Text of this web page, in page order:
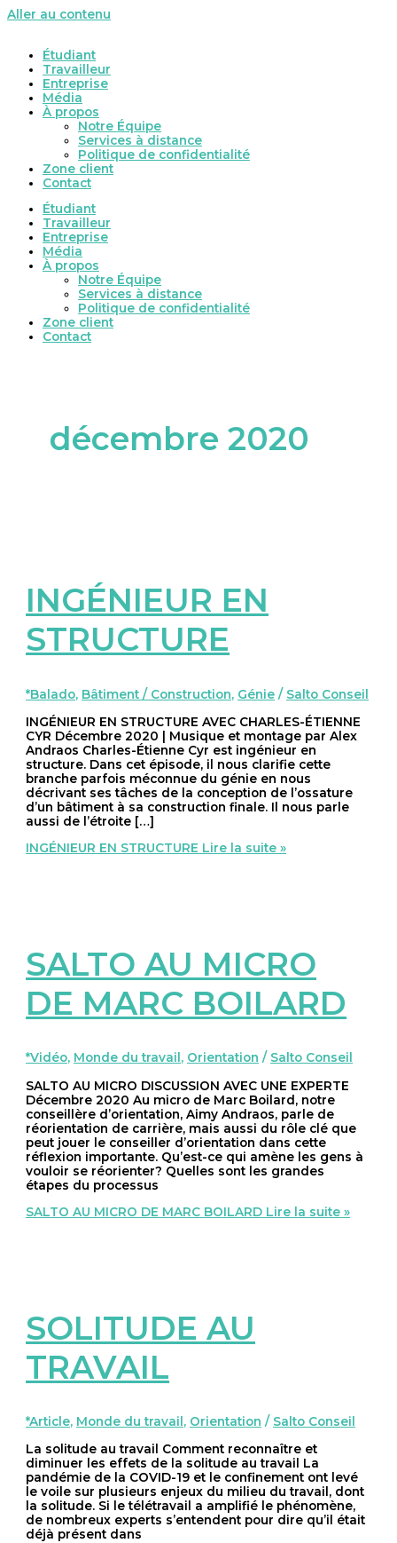
Aller au contenu
Étudiant
Travailleur
Entreprise
Média
À propos
Notre Équipe
Services à distance
Politique de confidentialité
Zone client
Contact
Étudiant
Travailleur
Entreprise
Média
À propos
Notre Équipe
Services à distance
Politique de confidentialité
Zone client
Contact
décembre 2020
INGÉNIEUR EN
STRUCTURE
*Balado, Bâtiment / Construction, Génie / Salto Conseil
INGÉNIEUR EN STRUCTURE AVEC CHARLES-ÉTIENNE
CYR Décembre 2020 | Musique et montage par Alex
Andraos Charles-Étienne Cyr est ingénieur en
structure. Dans cet épisode, il nous clarifie cette
branche parfois méconnue du génie en nous
décrivant ses tâches de la conception de l’ossature
d’un bâtiment à sa construction finale. Il nous parle
aussi de l’étroite […]
INGÉNIEUR EN STRUCTURE Lire la suite »
SALTO AU MICRO
DE MARC BOILARD
*Vidéo, Monde du travail , Orientation / Salto Conseil
SALTO AU MICRO DISCUSSION AVEC UNE EXPERTE
Décembre 2020 Au micro de Marc Boilard, notre
conseillère d’orientation, Aimy Andraos, parle de
réorientation de carrière, mais aussi du rôle clé que
peut jouer le conseiller d’orientation dans cette
réflexion importante. Qu’est-ce qui amène les gens à
vouloir se réorienter? Quelles sont les grandes
étapes du processus
SALTO AU MICRO DE MARC BOILARD Lire la suite »
SOLITUDE AU
TRAVAIL
*Article, Monde du travail , Orientation / Salto Conseil
La solitude au travail Comment reconnaître et
diminuer les effets de la solitude au travail La
pandémie de la COVID-19 et le confinement ont levé
le voile sur plusieurs enjeux du milieu du travail, dont
la solitude. Si le télétravail a amplifié le phénomène,
de nombreux experts s’entendent pour dire qu’il était
déjà présent dans